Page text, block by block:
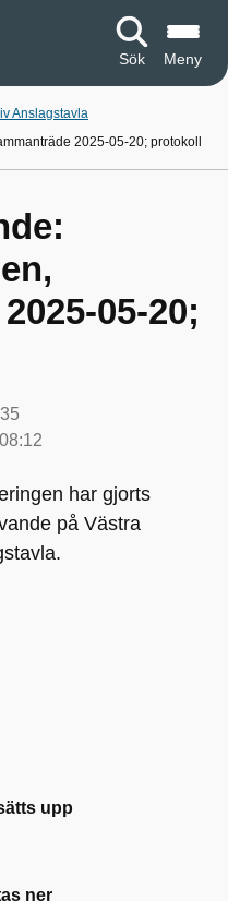
Sök Meny
Anslagstavla
2025-05-20; protokoll
05-20;
har gjorts
på Västra
upp
ner